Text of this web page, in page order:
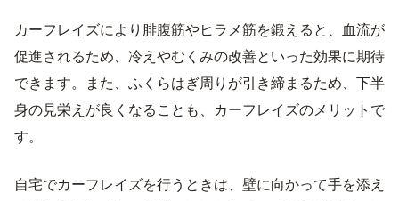
カーフレイズにより腓腹筋やヒラメ筋を鍛えると、血流が
促進されるため、冷えやむくみの改善といった効果に期待
できます。また、ふくらはぎ周りが引き締まるため、下半
身の見栄えが良くなることも、カーフレイズのメリットで
す。
自宅でカーフレイズを行うときは、壁に向かって手を添え